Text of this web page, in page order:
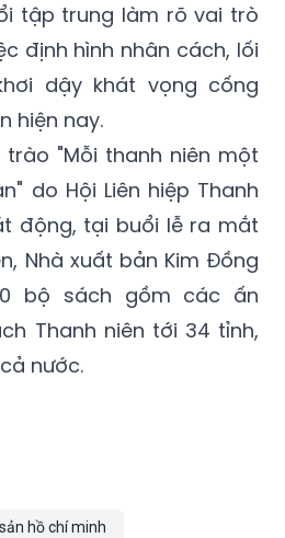
tập trung làm rõ vai trò
định hình nhân cách, lối
dậy khát vọng cống
hiện nay.
trào "Mỗi thanh niên một
do Hội Liên hiệp Thanh
động, tại buổi lễ ra mắt
Nhà xuất bản Kim Đồng
bộ sách gồm các ấn
Thanh niên tới 34 tỉnh,
nước.
hồ chí minh